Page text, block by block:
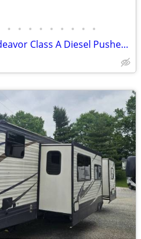
• • • • • • • • •
1999 Holiday Rambler Endeavor Class A Diesel Pusher loaded RV